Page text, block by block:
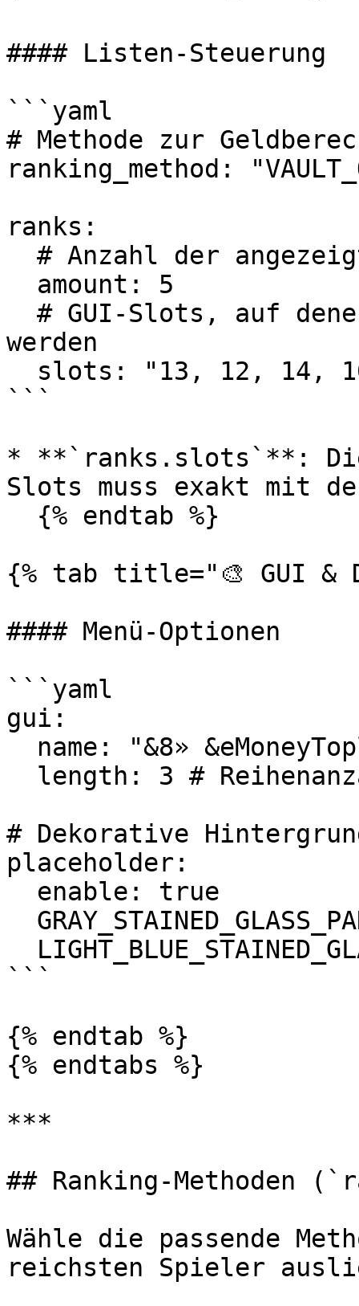
#### Listen-Steuerung
```yaml
# Methode zur
ranking_method:
ranks:
werden
```
* **`ranks.slots`**: Die
Slots muss exakt mit
{% tab title="🎨 GUI &
#### Menü-Optionen
```yaml
gui:
# Dekorative
placeholder:
```
{% endtab %}
{% endtabs %}
***
## Ranking-Methoden
Wähle die passende
reichsten Spieler